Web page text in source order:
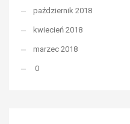
październik 2018
kwiecień 2018
marzec 2018
0